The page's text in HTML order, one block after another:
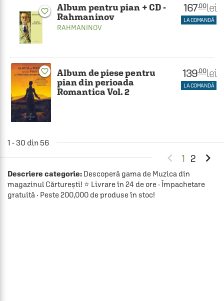
favorite_border
Album pentru pian + CD -
Rahmaninov
RAHMANINOV
167.00 lei
LA COMANDĂ
favorite_border
Album de piese pentru
pian din perioada
Romantica Vol. 2
139.00 lei
LA COMANDĂ
1 - 30 din 56
 1 2 
Descriere categorie: Descoperă gama de Muzica din
magazinul Cărturești! ⭐ Livrare în 24 de ore · Împachetare
gratuită · Peste 200,000 de produse în stoc!